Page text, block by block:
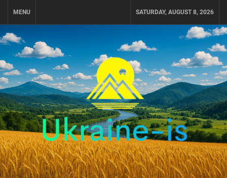
MENU SATURDAY, AUGUST 8, 2026
UKRAINE-IS
ПУТЕШЕСТВИЕ ПО УКРАИНЕ